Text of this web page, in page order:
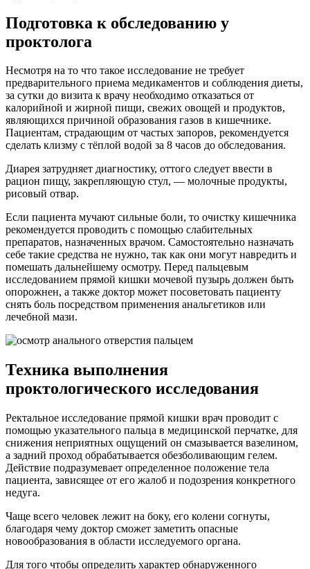
Подготовка к обследованию у
проктолога
Несмотря на то что такое исследование не требует
предварительного приема медикаментов и соблюдения диеты,
за сутки до визита к врачу необходимо отказаться от
калорийной и жирной пищи, свежих овощей и продуктов,
являющихся причиной образования газов в кишечнике.
Пациентам, страдающим от частых запоров, рекомендуется
сделать клизму с тёплой водой за 8 часов до обследования.
Диарея затрудняет диагностику, оттого следует ввести в
рацион пищу, закрепляющую стул, — молочные продукты,
рисовый отвар.
Если пациента мучают сильные боли, то очистку кишечника
рекомендуется проводить с помощью слабительных
препаратов, назначенных врачом. Самостоятельно назначать
себе такие средства не нужно, так как они могут навредить и
помешать дальнейшему осмотру. Перед пальцевым
исследованием прямой кишки мочевой пузырь должен быть
опорожнен, а также доктор может посоветовать пациенту
снять боль посредством применения анальгетиков или
лечебной мази.
Техника выполнения
проктологического исследования
Ректальное исследование прямой кишки врач проводит с
помощью указательного пальца в медицинской перчатке, для
снижения неприятных ощущений он смазывается вазелином,
а задний проход обрабатывается обезболивающим гелем.
Действие подразумевает определенное положение тела
пациента, зависящее от его жалоб и подозрения конкретного
недуга.
Чаще всего человек лежит на боку, его колени согнуты,
благодаря чему доктор сможет заметить опасные
новообразования в области исследуемого органа.
Для того чтобы определить характер обнаруженного